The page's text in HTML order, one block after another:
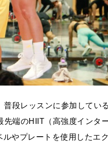
段レッスンに参加してい
端のHIIT（高強度インタ
やプレートを使用したエ